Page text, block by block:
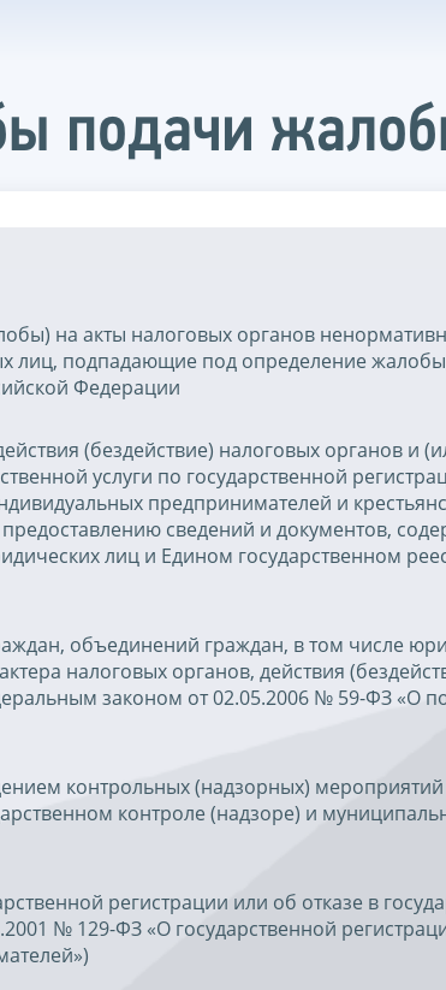
подачи
на акты налоговых органов
лиц, подпадающие под определение
Федерации
(бездействие) налоговых органов и
услуги по государственной
предпринимателей и
предоставлению сведений и документов,
лиц и Едином государственном
объединений граждан, в том числе
налоговых органов, действия
законом от 02.05.2006 № 59-ФЗ «О
контрольных (надзорных)
контроле (надзоре) и
регистрации или об отказе в
№ 129-ФЗ «О государственной